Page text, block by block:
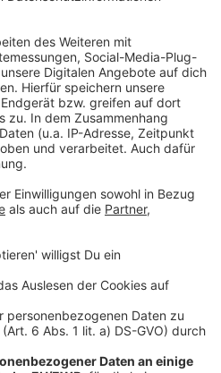
im WM Finale